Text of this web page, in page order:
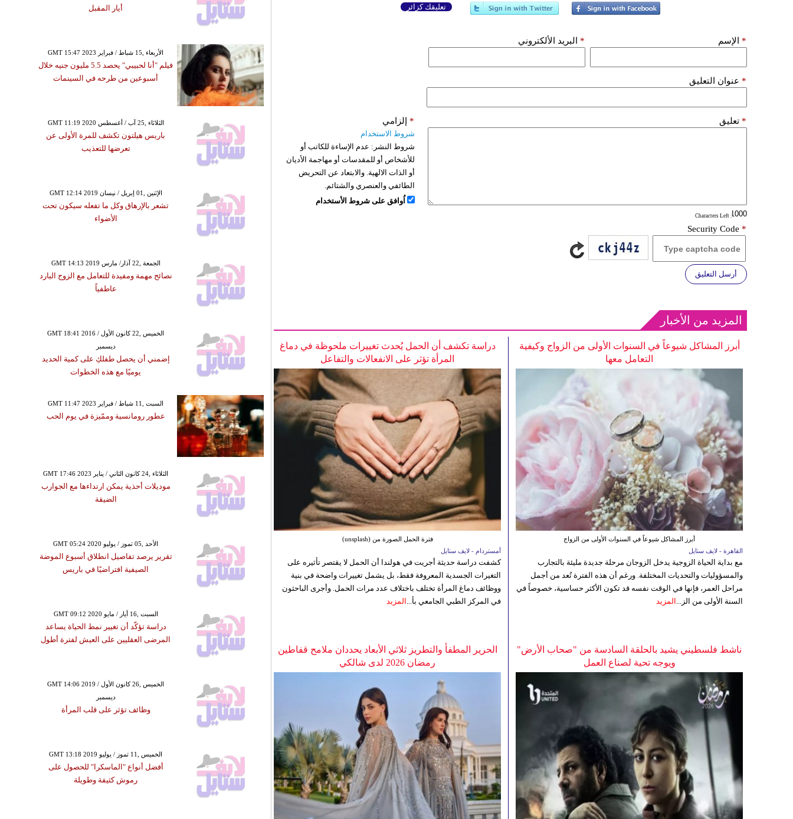
تعليقك كزائر
الإسم * البريد الألكتروني *
عنوان التعليق *
تعليق *
: Characters Left
إلزامي *
شروط الاستخدام
شروط النشر: عدم الإساءة للكاتب أو
للأشخاص أو للمقدسات أو مهاجمة الأديان
أو الذات الالهية. والابتعاد عن التحريض
الطائفي والعنصري والشتائم.
اُوافق على شروط الأستخدام
Security Code *
أرسل التعليق
المزيد من الأخبار
دراسة تكشف أن الحمل يُحدث تغييرات ملحوظة في دماغ
المرأة تؤثر على الانفعالات والتفاعل
فترة الحمل الصورة من (unsplash)
أمستردام - لايف ستايل
كشفت دراسة حديثة أجريت في هولندا أن الحمل لا يقتصر تأثيره على
التغيرات الجسدية المعروفة فقط، بل يشمل تغييرات واضحة في بنية
ووظائف دماغ المرأة تختلف باختلاف عدد مرات الحمل. وأجرى الباحثون
في المركز الطبي الجامعي بأ... المزيد
أبرز المشاكل شيوعاً في السنوات الأولى من الزواج وكيفية
التعامل معها
أبرز المشاكل شيوعاً في السنوات الأولى من الزواج
القاهرة - لايف ستايل
مع بداية الحياة الزوجية يدخل الزوجان مرحلة جديدة مليئة بالتجارب
والمسؤوليات والتحديات المختلفة. ورغم أن هذه الفترة تُعد من أجمل
مراحل العمر، فإنها في الوقت نفسه قد تكون الأكثر حساسية، خصوصاً في
السنة الأولى من الز... المزيد
الحرير المطفأ والتطريز ثلاثي الأبعاد يحددان ملامح قفاطين
رمضان 2026 لدى شالكي
ناشط فلسطيني يشيد بالحلقة السادسة من "صحاب الأرض"
ويوجه تحية لصناع العمل
أيار المقبل
GMT 15:47 2023 الأربعاء ,15 شباط / فبراير
فيلم "أنا لحبيبي" يحصد 5.5 مليون جنيه خلال
أسبوعين من طرحه في السينمات
GMT 11:19 2020 الثلاثاء ,25 آب / أغسطس
باريس هيلتون تكشف للمرة الأولى عن
تعرضها للتعذيب
GMT 12:14 2019 الإثنين ,01 إبريل / نيسان
تشعر بالإرهاق وكل ما تفعله سيكون تحت
الأضواء
GMT 14:13 2019 الجمعة ,22 آذار/ مارس
نصائح مهمة ومفيدة للتعامل مع الزوج البارد
عاطفياً
GMT 18:41 2016 الخميس ,22 كانون الأول /
ديسمبر
إضمني أن يحصل طفلكِ على كمية الحديد
يوميًا مع هذه الخطوات
GMT 11:47 2023 السبت ,11 شباط / فبراير
عطور رومانسية وممّيزة في يوم الحب
GMT 17:46 2023 الثلاثاء ,24 كانون الثاني / يناير
موديلات أحذية يمكن ارتداءها مع الجوارب
الضيقة
GMT 05:24 2020 الأحد ,05 تموز / يوليو
تقرير يرصد تفاصيل انطلاق أسبوع الموضة
الصيفية افتراضيًا في باريس
GMT 09:12 2020 السبت ,16 أيار / مايو
دراسة تؤكّد أن تغيير نمط الحياة يساعد
المرضى العقليين على العيش لفترة أطول
GMT 14:06 2019 الخميس ,26 كانون الأول /
ديسمبر
وظائف تؤثر على قلب المرأة
GMT 13:18 2019 الخميس ,11 تموز / يوليو
أفضل أنواع "الماسكرا" للحصول على
رموش كثيفة وطويلة